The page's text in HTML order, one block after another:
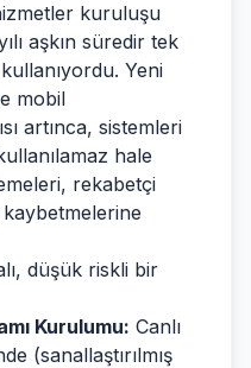
kuruluşu
aşkın süredir tek
Yeni
mobil
artınca, sistemleri
hale
rekabetçi
düşük riskli bir
Kurulumu: Canlı
(sanallaştırılmış